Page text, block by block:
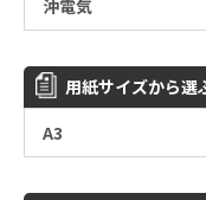
沖電気
用紙サイズから選
A3